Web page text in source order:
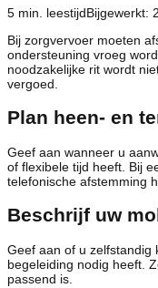
5 min. leestijdBijgewerkt:
Bij zorgvervoer moeten
ondersteuning vroeg
noodzakelijke rit wordt
vergoed.
Plan heen- en
Geef aan wanneer u
of flexibele tijd heeft. Bij
telefonische afstemming
Beschrijf uw
Geef aan of u zelfstandig
begeleiding nodig heeft.
passend is.